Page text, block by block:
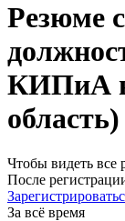
Резюме
КИПиА
область)
Чтобы видеть все
После
За всё время